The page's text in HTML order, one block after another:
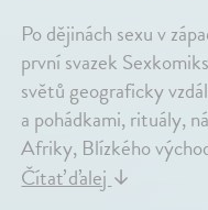
Po dějinách sexu v
první svazek
světů geograficky
a pohádkami, rituály,
Afriky, Blízkého
Čítať ďalej↓